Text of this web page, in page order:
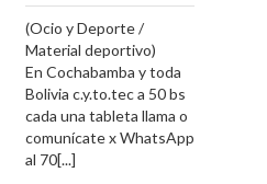
(Ocio y Deporte /
Material deportivo)
En Cochabamba y toda
Bolivia c.y.to.tec a 50 bs
cada una tableta llama o
comunícate x WhatsApp
al 70[...]